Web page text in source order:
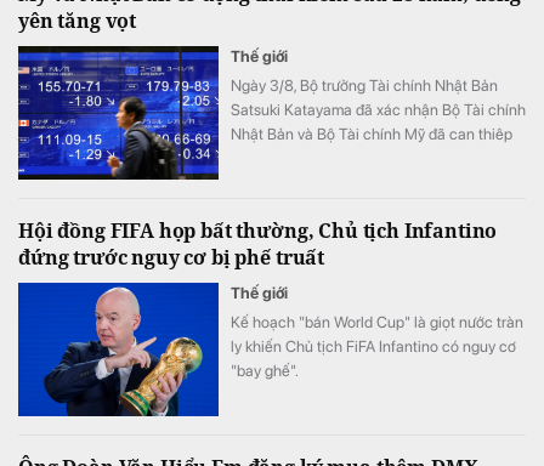
yên tăng vọt
Thế giới
Ngày 3/8, Bộ trưởng Tài chính Nhật Bản
Satsuki Katayama đã xác nhận Bộ Tài chính
Nhật Bản và Bộ Tài chính Mỹ đã can thiêp
Hội đồng FIFA họp bất thường, Chủ tịch Infantino
đứng trước nguy cơ bị phế truất
Thế giới
Kế hoạch "bán World Cup" là giọt nước tràn
ly khiến Chủ tịch FiFA Infantino có nguy cơ
"bay ghế".